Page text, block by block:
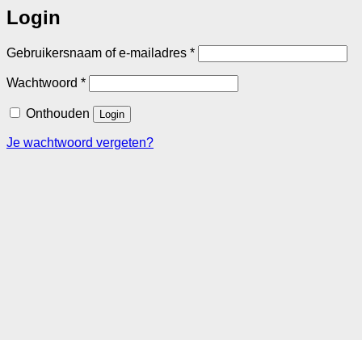
Login
Gebruikersnaam of e-mailadres *Vereist
Wachtwoord *Vereist
Onthouden Login
Je wachtwoord vergeten?